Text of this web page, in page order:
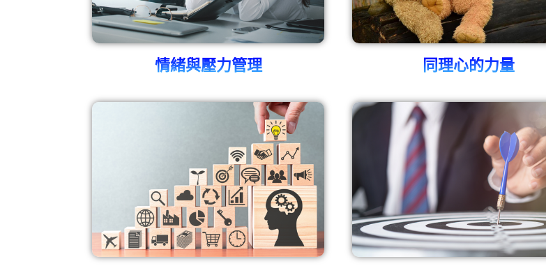
情緒與壓力管理 同理心的力量